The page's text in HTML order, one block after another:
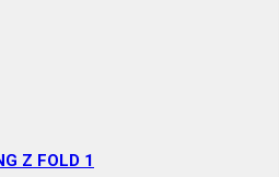
Z FOLD 1